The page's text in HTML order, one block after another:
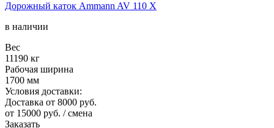
Дорожный каток Ammann AV 110 X
в наличии
Вес
11190 кг
Рабочая ширина
1700 мм
Условия доставки:
Доставка от 8000 руб.
от 15000 руб. / смена
Заказать